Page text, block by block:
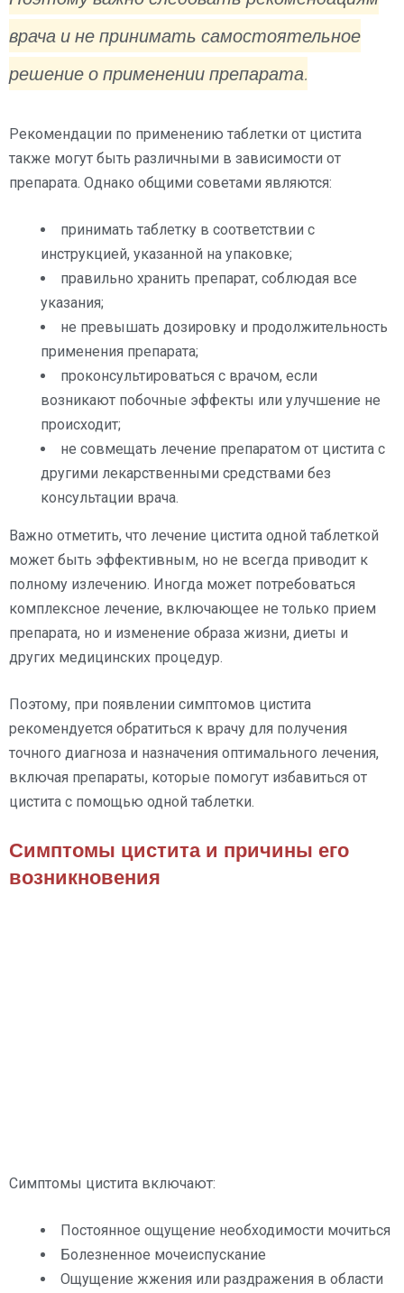
врача и не принимать самостоятельное
решение о применении препарата.
Рекомендации по применению таблетки от цистита
также могут быть различными в зависимости от
препарата. Однако общими советами являются:
принимать таблетку в соответствии с
инструкцией, указанной на упаковке;
правильно хранить препарат, соблюдая все
указания;
не превышать дозировку и продолжительность
применения препарата;
проконсультироваться с врачом, если
возникают побочные эффекты или улучшение не
происходит;
не совмещать лечение препаратом от цистита с
другими лекарственными средствами без
консультации врача.
Важно отметить, что лечение цистита одной таблеткой
может быть эффективным, но не всегда приводит к
полному излечению. Иногда может потребоваться
комплексное лечение, включающее не только прием
препарата, но и изменение образа жизни, диеты и
других медицинских процедур.
Поэтому, при появлении симптомов цистита
рекомендуется обратиться к врачу для получения
точного диагноза и назначения оптимального лечения,
включая препараты, которые помогут избавиться от
цистита с помощью одной таблетки.
Симптомы цистита и причины его
возникновения
Симптомы цистита включают:
Постоянное ощущение необходимости мочиться
Болезненное мочеиспускание
Ощущение жжения или раздражения в области